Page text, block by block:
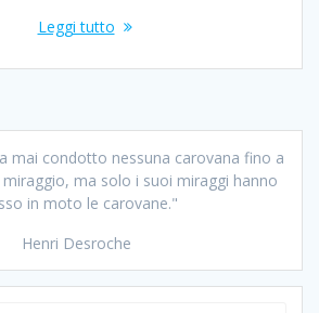
Leggi tutto
mai condotto nessuna carovana fino a
ma solo i suoi miraggi hanno
in moto le carovane."
Henri Desroche